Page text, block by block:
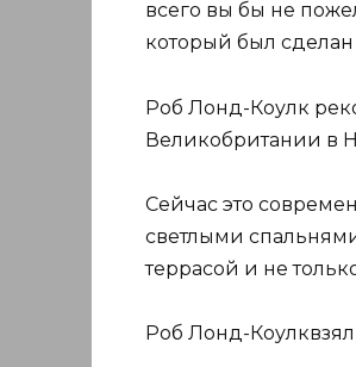
всего вы бы не
который был
Роб Лонд-Коулк
Великобритании в
Сейчас это
светлыми
террасой и не
Роб Лонд-